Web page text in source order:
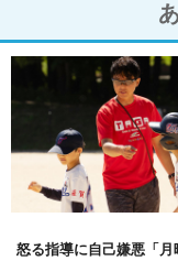
怒る指導に自己嫌悪「月